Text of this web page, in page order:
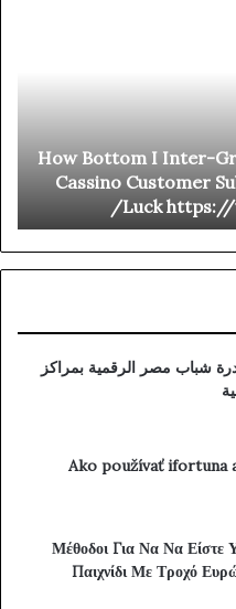
How Bottom I Inter-
Cassino Customer
Luck https://
شباب مصر الرقمية بمراكز
Ako používať ifortuna
Μέθοδοι Για Να Να Είστε
Παιχνίδι Με Τροχό